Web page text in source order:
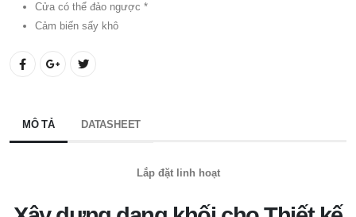
Cửa có thể đảo ngược *
Cảm biến sấy khô
MÔ TẢ DATASHEET
Lắp đặt linh hoạt